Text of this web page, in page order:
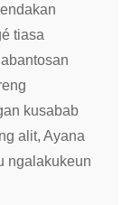
tiasa
kusabab
alit, Ayana
ngalakukeun